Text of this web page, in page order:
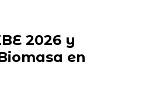
2026 y
en